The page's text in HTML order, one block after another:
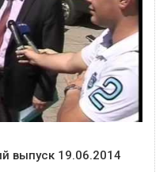
выпуск 19.06.2014